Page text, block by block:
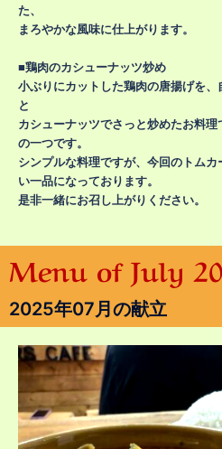
た、
まろやかな風味に仕上がります。
■鶏肉のカシューナッツ炒め
小ぶりにカットした鶏肉の唐揚げを
と
カシューナッツでさっと炒めたお料
の一つです。
シンプルな料理ですが、今回のトム
い一品になっております。
是非一緒にお召し上がりください。
Menu of July
2025年07月の献立